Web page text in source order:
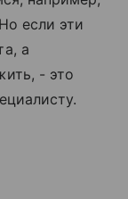
если эти
а
- это